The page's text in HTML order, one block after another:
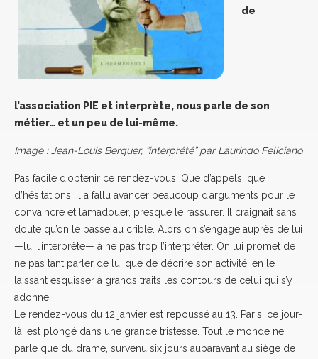
de
l’association PIE et interprète, nous parle de son
métier… et un peu de lui-même.
Image : Jean-Louis Berquer, “interprété” par Laurindo Feliciano
Pas facile d’obtenir ce rendez-vous. Que d’appels, que
d’hésitations. Il a fallu avancer beaucoup d’arguments pour le
convaincre et l’amadouer, presque le rassurer. Il craignait sans
doute qu’on le passe au crible. Alors on s’engage auprès de lui
—lui l’interprète— à ne pas trop l’interpréter. On lui promet de
ne pas tant parler de lui que de décrire son activité, en le
laissant esquisser à grands traits les contours de celui qui s’y
adonne.
Le rendez-vous du 12 janvier est repoussé au 13. Paris, ce jour-
là, est plongé dans une grande tristesse. Tout le monde ne
parle que du drame, survenu six jours auparavant au siège de